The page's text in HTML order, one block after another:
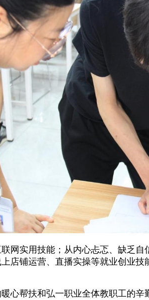
网实用技能；从内心忐忑、缺乏
店铺运营、直播实操等就业创业
心帮扶和弘一职业全体教职工的辛